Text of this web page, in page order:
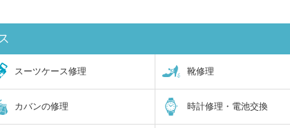
スーツケース修理 靴修理
カバンの修理 時計修理・電池交換